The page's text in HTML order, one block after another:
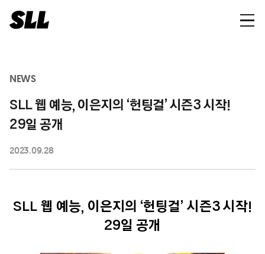
NEWS
SLL 웹 예능, 이은지의 ‘헌팅걸’ 시즌3 시작!
29일 공개
2023.09.28
SLL 웹 예능, 이은지의 ‘헌팅걸’ 시즌3 시작!
29일 공개